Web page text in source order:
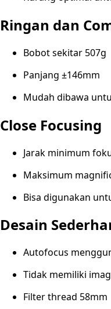
Ringan dan
Bobot sekitar 507g
Panjang ±146mm
Mudah dibawa
Close Focusing
Jarak minimum
Maksimum
Bisa digunakan
Desain
Autofocus
Tidak memiliki
Filter thread 58mm